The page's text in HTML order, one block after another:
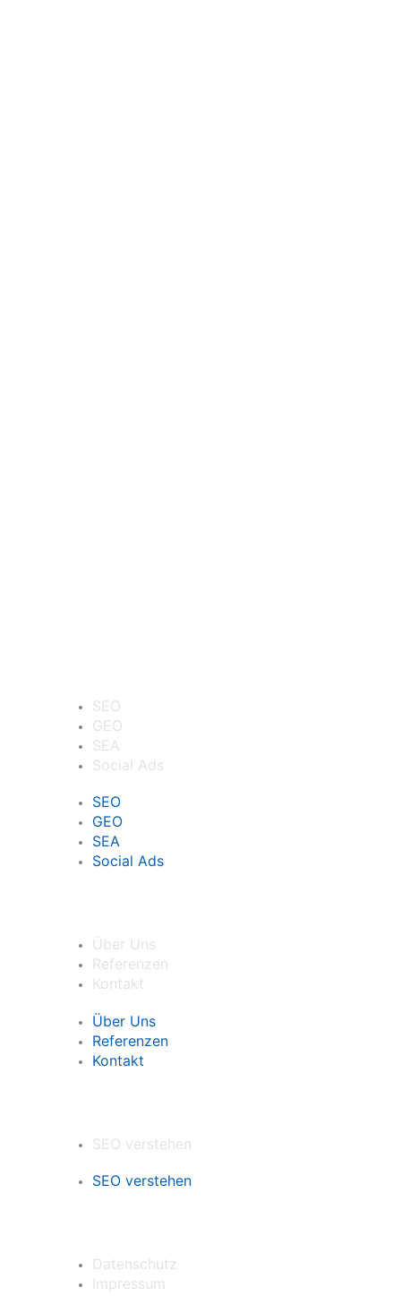
SEO
GEO
SEA
Social Ads
SEO
GEO
SEA
Social Ads
Über Uns
Referenzen
Kontakt
Über Uns
Referenzen
Kontakt
SEO verstehen
SEO verstehen
Datenschutz
Impressum